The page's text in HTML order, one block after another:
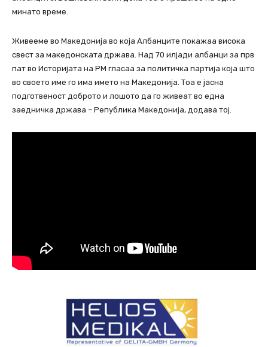
минато време.
Живееме во Македонија во која Албанците покажаа висока
свест за македонската држава. Над 70 илјади албанци за прв
пат во Историјата на РМ гласаа за политичка партија која што
во своето име го има името на Македонија. Тоа е јасна
подготвеност доброто и лошото да го живеат во една
заедничка држава – Република Македонија, додава тој.